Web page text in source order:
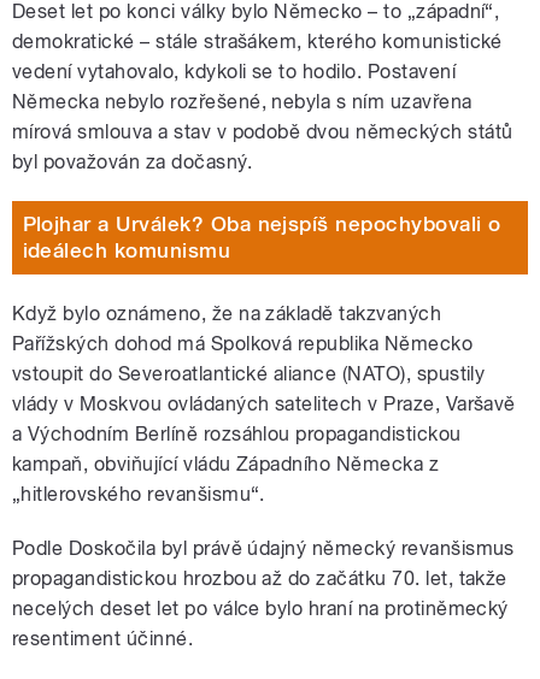
Deset let po konci války bylo Německo – to „západní“,
demokratické – stále strašákem, kterého komunistické
vedení vytahovalo, kdykoli se to hodilo. Postavení
Německa nebylo rozřešené, nebyla s ním uzavřena
mírová smlouva a stav v podobě dvou německých států
byl považován za dočasný.
Plojhar a Urválek? Oba nejspíš nepochybovali o
ideálech komunismu
Když bylo oznámeno, že na základě takzvaných
Pařížských dohod má Spolková republika Německo
vstoupit do Severoatlantické aliance (NATO), spustily
vlády v Moskvou ovládaných satelitech v Praze, Varšavě
a Východním Berlíně rozsáhlou propagandistickou
kampaň, obviňující vládu Západního Německa z
„hitlerovského revanšismu“.
Podle Doskočila byl právě údajný německý revanšismus
propagandistickou hrozbou až do začátku 70. let, takže
necelých deset let po válce bylo hraní na protiněmecký
resentiment účinné.